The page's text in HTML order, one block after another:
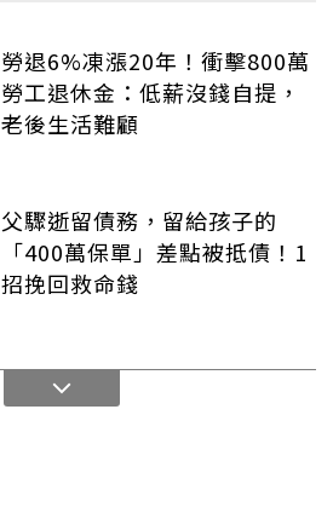
勞退6%凍漲20年！衝擊800萬
勞工退休金：低薪沒錢自提，
老後生活難顧
父驟逝留債務，留給孩子的
「400萬保單」差點被抵債！1
招挽回救命錢